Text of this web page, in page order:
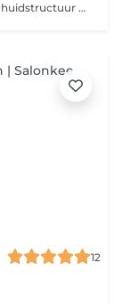
Gerichte huidverbetering met extra focus op huidstructuur en celvernieuwing. Binnen deze behandeling kunnen o.a. volgende technieken geïntegreerd worden: Biopeeling AstaGlow resurfacing peel Microdermabrasie (diamantkop) Nano-needling Microneedling HydraGlow LED-therapie We werken dieper op pigmentatie, onzuiverheden, huidveroudering of elasticiteitsverlies.
12